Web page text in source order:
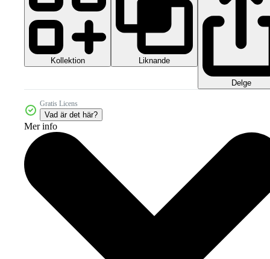
Kollektion Liknande
Delge
Gratis Licens
Vad är det här?
Mer info